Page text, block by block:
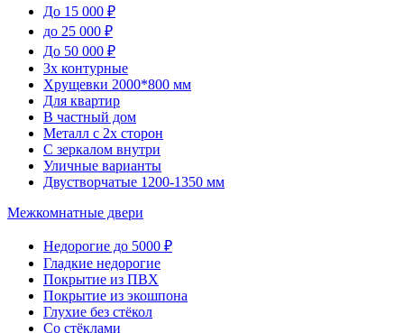
До 15 000 ₽
до 25 000 ₽
До 50 000 ₽
3х контурные
Хрущевки 2000*800 мм
Для квартир
В частный дом
Металл с 2х сторон
С зеркалом внутри
Уличные варианты
Двустворчатые 1200-1350 мм
Межкомнатные двери
Недорогие до 5000 ₽
Гладкие недорогие
Покрытие из ПВХ
Покрытие из экошпона
Глухие без стёкол
Со стёклами